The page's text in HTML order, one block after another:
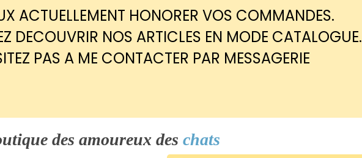
ACTUELLEMENT HONORER VOS COMMANDES.
DECOUVRIR NOS ARTICLES EN MODE CATALOGUE.
PAS A ME CONTACTER PAR MESSAGERIE
des amoureux des chats